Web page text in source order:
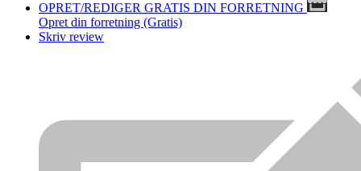
OPRET/REDIGER GRATIS DIN FORRETNING
Opret din forretning (Gratis)
Skriv review